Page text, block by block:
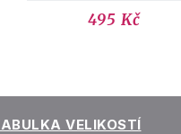
495 Kč
VELIKOSTÍ